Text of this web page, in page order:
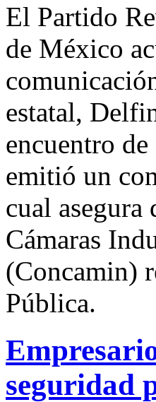
El Partido
de México
estatal,
encuentro
emitió un
cual asegura
Cámaras
(Concamin)
Pública.
seguridad